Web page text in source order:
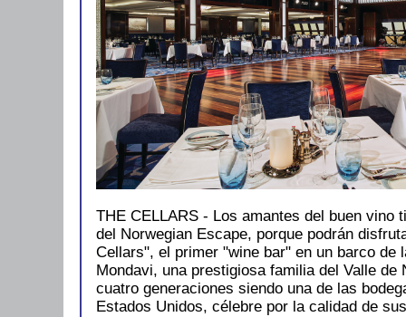
THE CELLARS - Los amantes del buen vino
del Norwegian Escape, porque podrán
Cellars", el primer "wine bar" en un barco de
Mondavi, una prestigiosa familia del Valle de
cuatro generaciones siendo una de las
Estados Unidos, célebre por la calidad de